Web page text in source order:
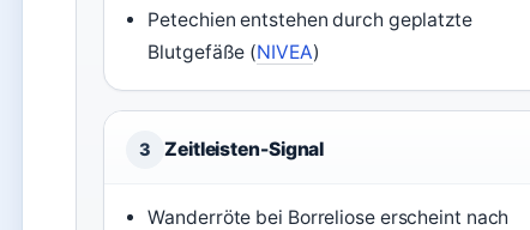
Petechien entstehen durch geplatzte
Blutgefäße (NIVEA)
3 Zeitleisten-Signal
Wanderröte bei Borreliose erscheint nach